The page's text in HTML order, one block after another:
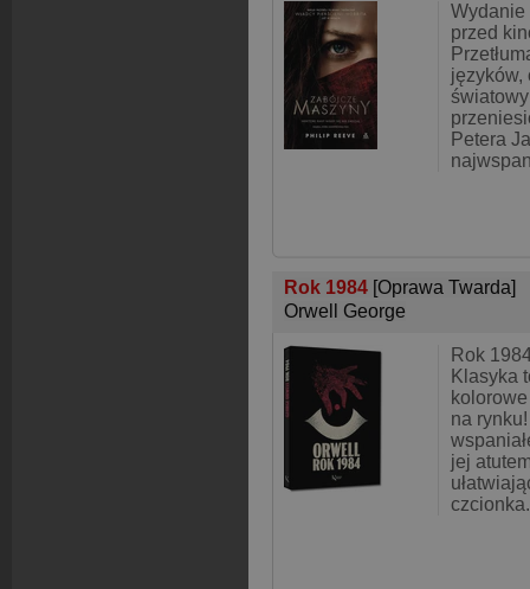
Wydanie
przed
języków,
Petera
Rok 1984 [Oprawa Twarda]
Orwell George
Rok
Klasyka
na
jej
czcionka.